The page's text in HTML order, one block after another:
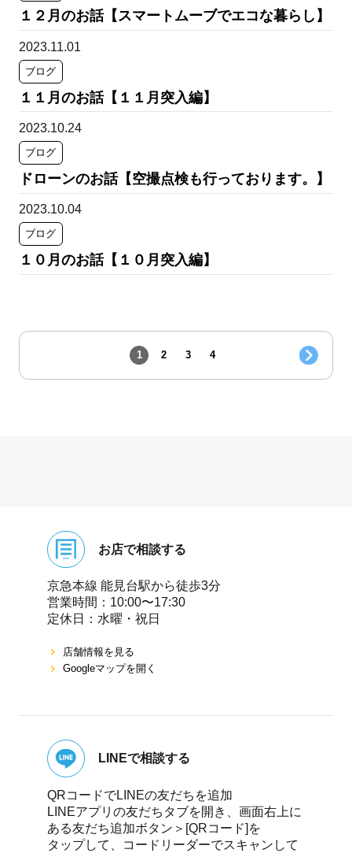
１２月のお話【スマートムーブでエコな暮らし】
2023.11.01
ブログ
１１月のお話【１１月突入編】
2023.10.24
ブログ
ドローンのお話【空撮点検も行っております。】
2023.10.04
ブログ
１０月のお話【１０月突入編】
1 2 3 4
お店で相談する
京急本線 能⾒台駅から徒歩3分
営業時間：10:00〜17:30
定休⽇：⽔曜・祝⽇
店舗情報を⾒る
Googleマップを開く
LINEで相談する
QRコードでLINEの友だちを追加
LINEアプリの友だちタブを開き、画面右上に
ある友だち追加ボタン＞[QRコード]を
タップして、コードリーダーでスキャンして